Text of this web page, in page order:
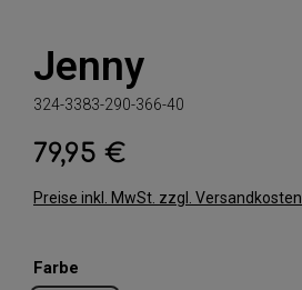
Jenny
324-3383-290-366-40
Regulärer Preis:
79,95 €
Preise inkl. MwSt. zzgl. Versandkosten
Farbe